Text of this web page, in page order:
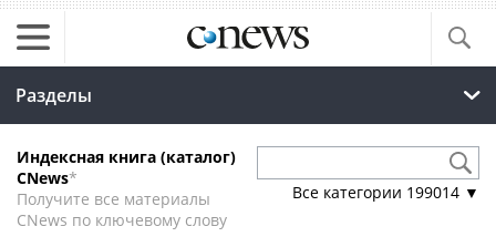
Разделы
Индексная книга (каталог)
CNews*
Получите все материалы
CNews по ключевому слову
Все категории 199014 ▼